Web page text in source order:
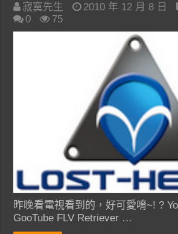
寂寞先生 2010 年 12 月 8 日
0
75
昨晚看電視看到的，好可愛唷~! ?
GooTube FLV Retriever …